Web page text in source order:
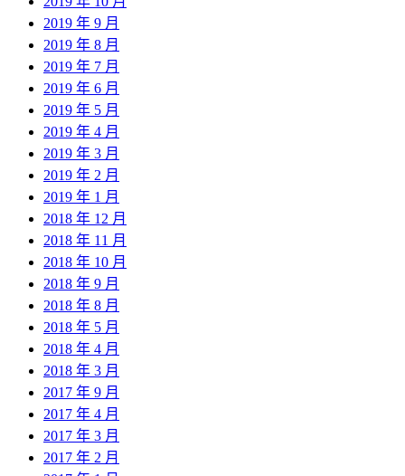
2019 年 9 月
2019 年 8 月
2019 年 7 月
2019 年 6 月
2019 年 5 月
2019 年 4 月
2019 年 3 月
2019 年 2 月
2019 年 1 月
2018 年 12 月
2018 年 11 月
2018 年 10 月
2018 年 9 月
2018 年 8 月
2018 年 5 月
2018 年 4 月
2018 年 3 月
2017 年 9 月
2017 年 4 月
2017 年 3 月
2017 年 2 月